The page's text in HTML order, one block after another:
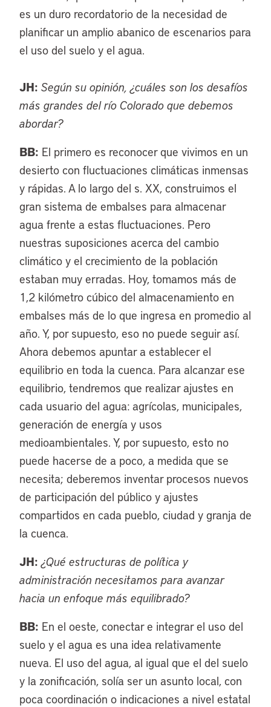
es un duro recordatorio de la necesidad de
planificar un amplio abanico de escenarios para
el uso del suelo y el agua.
JH: Según su opinión, ¿cuáles son los desafíos
más grandes del río Colorado que debemos
abordar?
BB: El primero es reconocer que vivimos en un
desierto con fluctuaciones climáticas inmensas
y rápidas. A lo largo del s. XX, construimos el
gran sistema de embalses para almacenar
agua frente a estas fluctuaciones. Pero
nuestras suposiciones acerca del cambio
climático y el crecimiento de la población
estaban muy erradas. Hoy, tomamos más de
1,2 kilómetro cúbico del almacenamiento en
embalses más de lo que ingresa en promedio al
año. Y, por supuesto, eso no puede seguir así.
Ahora debemos apuntar a establecer el
equilibrio en toda la cuenca. Para alcanzar ese
equilibrio, tendremos que realizar ajustes en
cada usuario del agua: agrícolas, municipales,
generación de energía y usos
medioambientales. Y, por supuesto, esto no
puede hacerse de a poco, a medida que se
necesita; deberemos inventar procesos nuevos
de participación del público y ajustes
compartidos en cada pueblo, ciudad y granja de
la cuenca.
JH: ¿Qué estructuras de política y
administración necesitamos para avanzar
hacia un enfoque más equilibrado?
BB: En el oeste, conectar e integrar el uso del
suelo y el agua es una idea relativamente
nueva. El uso del agua, al igual que el del suelo
y la zonificación, solía ser un asunto local, con
poca coordinación o indicaciones a nivel estatal